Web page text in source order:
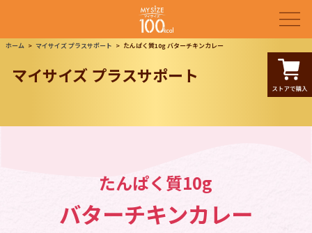
ホーム マイサイズ プラスサポート たんぱく質10g バターチキンカレー
マイサイズ プラスサポート
たんぱく質10g
バターチキンカレー